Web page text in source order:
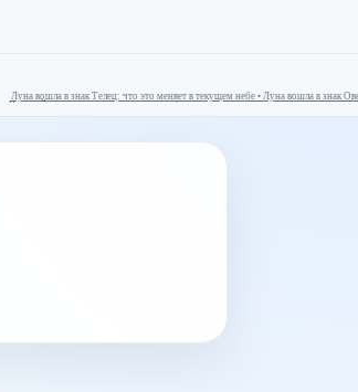
вошла в знак Телец: что это меняет в текущем небе • Луна вошла в знак
Водолей: что это меняет в текущем небе